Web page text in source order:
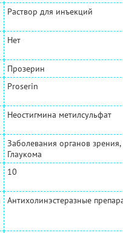
Раствор для инъекций
Нет
Прозерин
Proserin
Неостигмина метилсульфат
Заболевания органов зрения,
Глаукома
10
Антихолинэстеразные